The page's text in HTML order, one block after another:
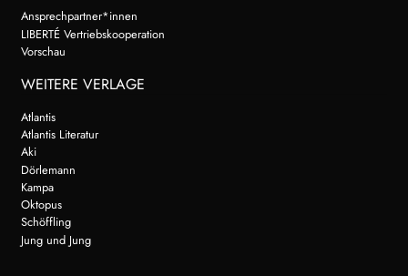
Ansprechpartner*innen
LIBERTÉ Vertriebskooperation
Vorschau
WEITERE VERLAGE
Atlantis
Atlantis Literatur
Aki
Dörlemann
Kampa
Oktopus
Schöffling
Jung und Jung